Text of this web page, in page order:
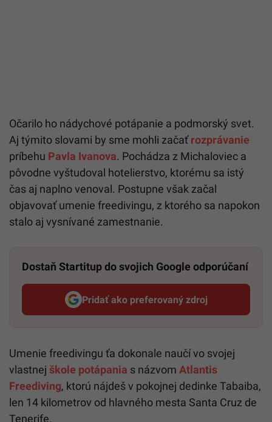
Očarilo ho nádychové potápanie a podmorský svet.
Aj týmito slovami by sme mohli začaťrozprávanie
príbehu Pavla Ivanova. Pochádza z Michaloviec a
pôvodne vyštudoval hotelierstvo, ktorému sa istý
čas aj naplno venoval. Postupne však začal
objavovať umenie freedivingu, z ktorého sa napokon
stalo aj vysnívané zamestnanie.
Dostaň Startitup do svojich Google odporúčaní
Pridať ako preferovaný zdroj
Startitup, odkaz sa otvorí v
Umenie freedivingu ťa dokonale naučí vo svojej
vlastnej škole potápania s názvom Atlantis
Freediving, ktorú nájdeš v pokojnej dedinke Tabaiba,
len 14 kilometrov od hlavného mesta Santa Cruz de
Tenerife.